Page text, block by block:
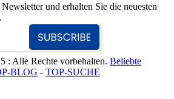
und erhalten Sie die neuesten
: Alle Rechte vorbehalten. Beliebte
BLOG - TOP-SUCHE